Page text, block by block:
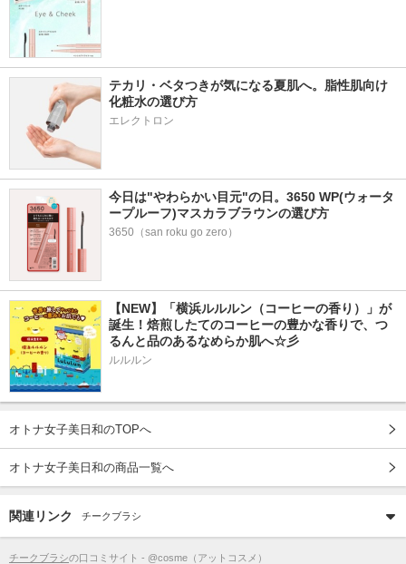
テカリ・ベタつきが気になる夏肌へ。脂性肌向け
化粧水の選び方
エレクトロン
今日は"やわらかい目元"の日。3650 WP(ウォータ
ープルーフ)マスカラブラウンの選び方
3650（san roku go zero）
【NEW】「横浜ルルルン（コーヒーの香り）」が
誕生！焙煎したてのコーヒーの豊かな香りで、つ
るんと品のあるなめらか肌へ☆彡
ルルルン
オトナ女子美日和のTOPへ
オトナ女子美日和の商品一覧へ
関連リンク チークブラシ
チークブラシの口コミサイト - @cosme（アットコスメ）